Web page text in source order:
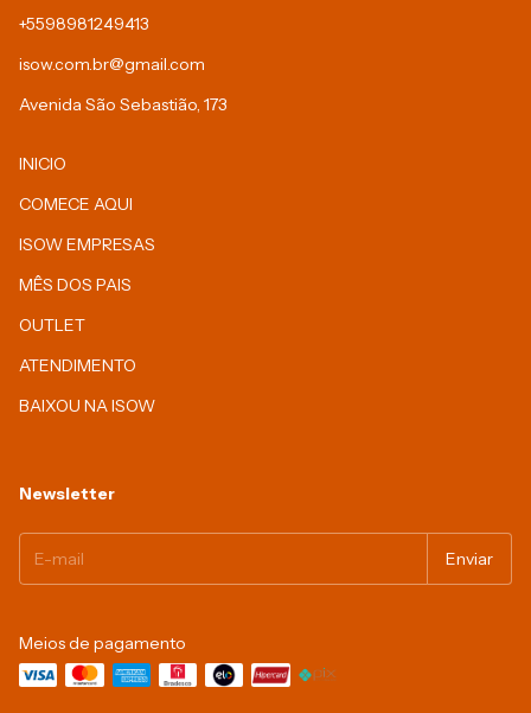
+5598981249413
isow.com.br@gmail.com
Avenida São Sebastião, 173
INICIO
COMECE AQUI
ISOW EMPRESAS
MÊS DOS PAIS
OUTLET
ATENDIMENTO
BAIXOU NA ISOW
Newsletter
Meios de pagamento